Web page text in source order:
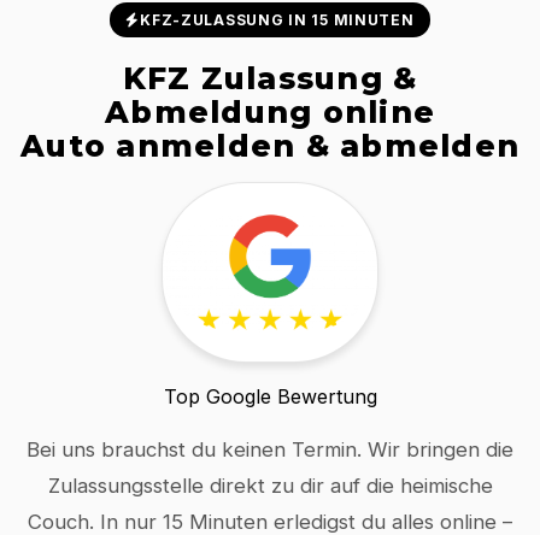
KFZ-ZULASSUNG IN 15 MINUTEN
KFZ Zulassung &
Abmeldung online
Auto anmelden & abmelden
Top Google Bewertung
Bei uns brauchst du keinen Termin. Wir bringen die
Zulassungsstelle direkt zu dir auf die heimische
Couch. In nur 15 Minuten erledigst du alles online –